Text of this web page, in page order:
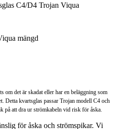
C4/D4 Trojan Viqua
mängd
om det är skadat eller har en beläggning som
Detta kvartsglas passar Trojan modell C4 och
på att dra ur strömkabeln vid risk för åska.
för åska och strömspikar. Vi